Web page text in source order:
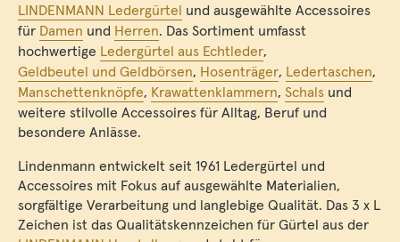
LINDENMANN Ledergürtel und ausgewählte Accessoires
für Damen und Herren. Das Sortiment umfasst
hochwertige Ledergürtel aus Echtleder,
Geldbeutel und Geldbörsen, Hosenträger, Ledertaschen,
Manschettenknöpfe, Krawattenklammern, Schals und
weitere stilvolle Accessoires für Alltag, Beruf und
besondere Anlässe.
Lindenmann entwickelt seit 1961 Ledergürtel und
Accessoires mit Fokus auf ausgewählte Materialien,
sorgfältige Verarbeitung und langlebige Qualität. Das 3 x L
Zeichen ist das Qualitätskennzeichen für Gürtel aus der